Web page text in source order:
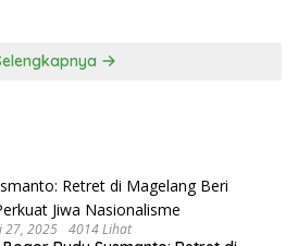
27, 2025 4014 Lihat